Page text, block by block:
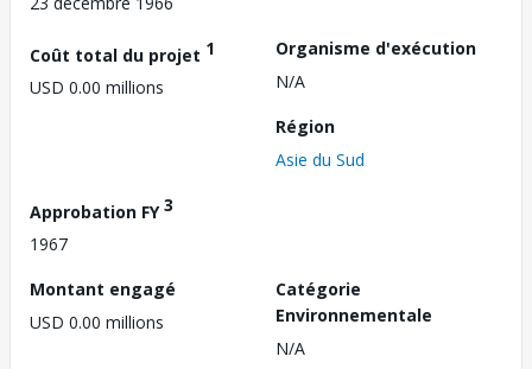
Coût total du projet 1
USD 0.00 millions
Organisme d'exécution
N/A
Région
Asie du Sud
Approbation FY3
1967
Montant engagé
USD 0.00 millions
Catégorie
Environnementale
N/A